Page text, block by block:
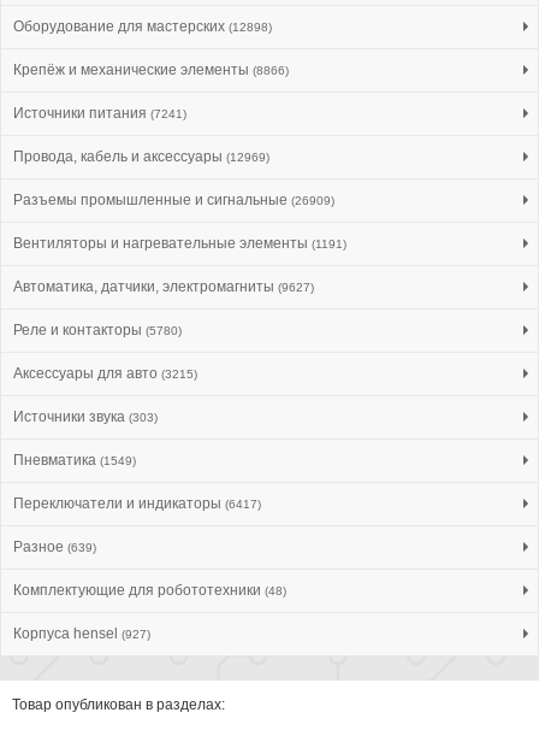
Оборудование для мастерских (12898)
Крепёж и механические элементы (8866)
Источники питания (7241)
Провода, кабель и аксессуары (12969)
Разъемы промышленные и сигнальные (26909)
Вентиляторы и нагревательные элементы (1191)
Автоматика, датчики, электромагниты (9627)
Реле и контакторы (5780)
Аксессуары для авто (3215)
Источники звука (303)
Пневматика (1549)
Переключатели и индикаторы (6417)
Разное (639)
Комплектующие для робототехники (48)
Корпуса hensel (927)
Товар опубликован в разделах: